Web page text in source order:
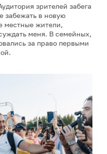
зрителей забега
забежать в новую
местные жители,
меня. В семейных,
за право первыми